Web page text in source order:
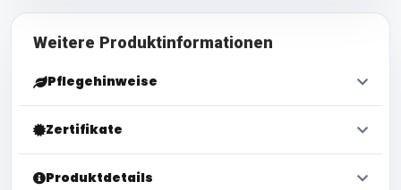
Weitere Produktinformationen
Pflegehinweise
Zertifikate
Produktdetails